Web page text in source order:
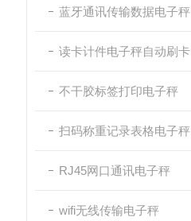
蓝牙通讯传输数据电子秤
读卡计件电子秤自动刷卡
不干胶标签打印电子秤
扫码称重记录表格电子秤
RJ45网口通讯电子秤
wifi无线传输电子秤